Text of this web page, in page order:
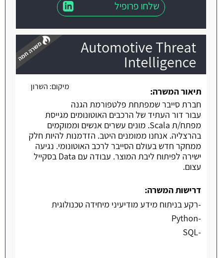
שלחו פרופיל
Automotive Threat
Intelligence
משרה חמה
מיקום: השרון
תיאור המשרה:
חברת סייבר שמפתחת פלטפורמת הגנה
עבור דור העתיד של הרכבים האוטונומים מגייסת
מפתח/ת Scala. מונים עשרים אנשים וממוקמים
בהרצליה. אנחנו ממומנים היטב. הזדמנות להיות חלק
ממחקר חדש בעולם הסייבר לרכב האוטונומי. נגיעה
ישירה לפיתוח ליבת המוצר. עבודה עם Data בסקייל
עצום.
דרישות המשרה:
-רקע בניתוח מידע מודיעיני מיחידה טכנולוגית
-Python
-SQL